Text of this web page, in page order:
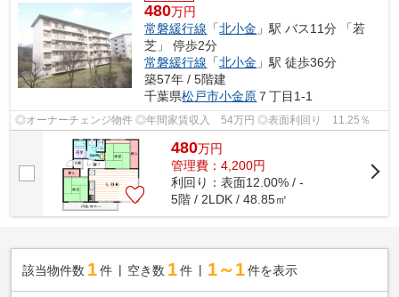
480万円
常磐緩行線 「北小金 」駅 バス11分 「若
芝」 停歩2分
常磐緩行線 「北小金 」駅 徒歩36分
築57年 / 5階建
千葉県松戸市小金原 ７丁目1-1
◎オーナーチェンジ物件 ◎年間家賃収入 54万円 ◎表面利回り 11.25％
480万円
管理費：4,200円
利回り：表面12.00% / -
5階 / 2LDK / 48.85㎡
該当物件数 1件 空き数 1 件 1～1 件を表示